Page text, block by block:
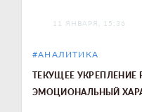
#АНАЛИТИКА
ТЕКУЩЕЕ
ЭМОЦИОНАЛЬНЫЙ
11 ЯНВАРЯ, 15:36